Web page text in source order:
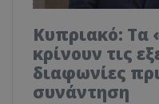
Κυπριακό: Τα
κρίνουν τις
διαφωνίες
συνάντηση